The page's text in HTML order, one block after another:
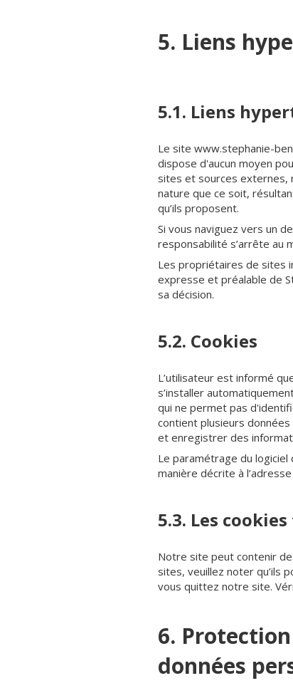
5. Liens
5.1. Liens
Le site www.stephanie-
dispose d'aucun moyen
sites et sources externes,
nature que ce soit,
qu’ils proposent.
Si vous naviguez vers un
responsabilité s’arrête au
Les propriétaires de sites
expresse et préalable de
sa décision.
5.2. Cookies
L’utilisateur est informé
s’installer
qui ne permet pas
contient plusieurs
et enregistrer des
Le paramétrage du
manière décrite à
5.3. Les
Notre site peut contenir
sites, veuillez noter qu’ils
vous quittez notre site.
6.
données